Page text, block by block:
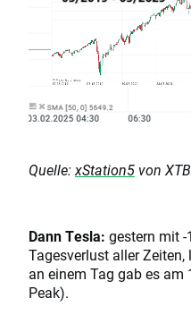
Quelle:xStation5 von XTB
Dann Tesla: gestern mit
Tagesverlust aller
an einem Tag gab es am
Peak).